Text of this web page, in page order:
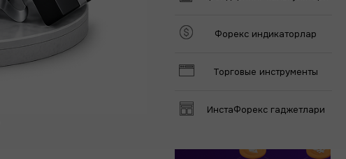
Форекс индикаторлар
Торговые инструменты
ИнстаФорекс гаджетлари